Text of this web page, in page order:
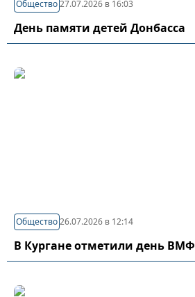
Общество27.07.2026 в 16:03
День памяти детей Донбасса
Общество26.07.2026 в 12:14
В Кургане отметили день ВМФ